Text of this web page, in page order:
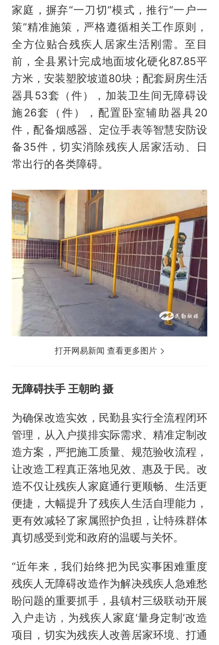
家庭，摒弃“一刀切”模式，推行“一户一
策”精准施策，严格遵循相关工作原则，
全方位贴合残疾人居家生活刚需。至目
前，全县累计完成地面坡化硬化87.85平
方米，安装塑胶坡道80块；配套厨房生活
器具53套（件），加装卫生间无障碍设
施26套（件），配置卧室辅助器具20
件，配备烟感器、定位手表等智慧安防设
备35件，切实消除残疾人居家活动、日
常出行的各类障碍。
打开网易新闻 查看更多图片
无障碍扶手 王朝昀 摄
为确保改造实效，民勤县实行全流程闭环
管理，从入户摸排实际需求、精准定制改
造方案，严把施工质量、规范验收流程，
让改造工程真正落地见效、惠及于民。改
造不仅让残疾人家庭通行更顺畅、生活更
便捷，大幅提升了残疾人生活自理能力，
更有效减轻了家属照护负担，让特殊群体
真切感受到党和政府的温暖与关怀。
“近年来，我们始终把为民实事困难重度
残疾人无障碍改造作为解决残疾人急难愁
盼问题的重要抓手，县镇村三级联动开展
入户走访，为残疾人家庭‘量身定制’改造
项目，切实为残疾人改善居家环境、打通